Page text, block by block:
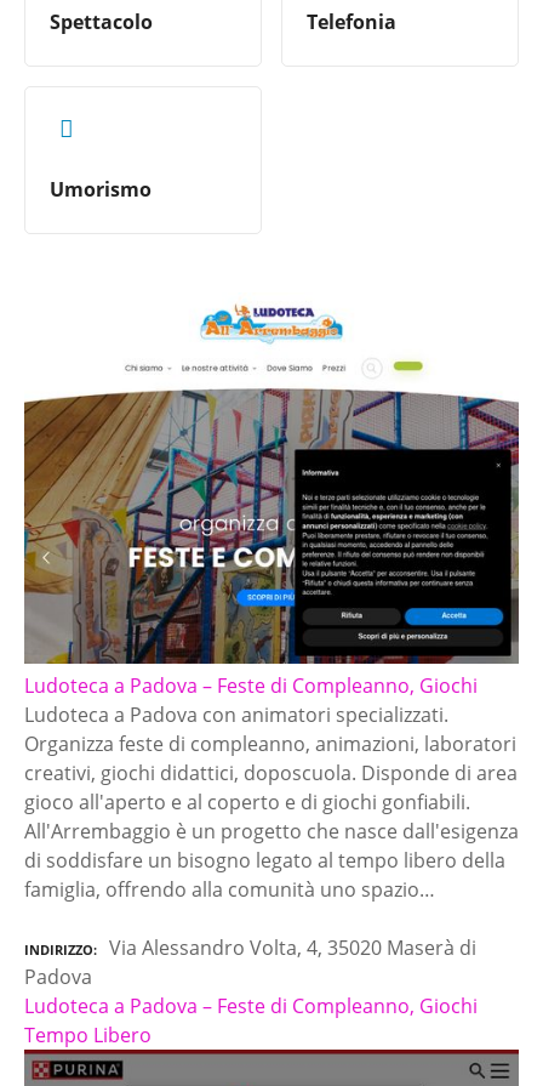
Spettacolo Telefonia
Umorismo
Ludoteca a Padova – Feste di Compleanno, Giochi
Ludoteca a Padova con animatori specializzati.
Organizza feste di compleanno, animazioni, laboratori
creativi, giochi didattici, doposcuola. Disponde di area
gioco all'aperto e al coperto e di giochi gonfiabili.
All'Arrembaggio è un progetto che nasce dall'esigenza
di soddisfare un bisogno legato al tempo libero della
famiglia, offrendo alla comunità uno spazio…
INDIRIZZO
Via Alessandro Volta, 4, 35020 Maserà di
Padova
Ludoteca a Padova – Feste di Compleanno, Giochi
Tempo Libero